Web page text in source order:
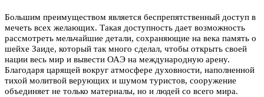
Большим преимуществом является беспрепятственный доступ в
мечеть всех желающих. Такая доступность дает возможность
рассмотреть мельчайшие детали, сохраняющие на века память о
шейхе Заиде, который так много сделал, чтобы открыть своей
нации весь мир и вывести ОАЭ на международную арену.
Благодаря царящей вокруг атмосфере духовности, наполненной
тихой молитвой верующих и шумом туристов, сооружение
объединяет не только материалы, но и людей со всего мира.